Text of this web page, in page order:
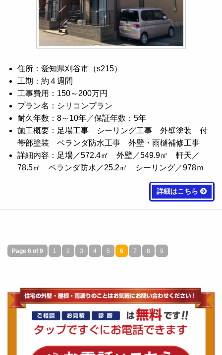
住所：愛知県刈谷市（s215）
工期：約４週間
工事費用：150～200万円
プラン名：シリコンプラン
耐久年数：8～10年／保証年数：5年
施工概要：足場工事 シーリング工事 外壁塗装 付
帯部塗装 ベランダ防水工事 外壁・雨樋補修工事
詳細内容：足場／572.4㎡ 外壁／549.9㎡ 軒天／
78.5㎡ ベランダ防水／25.2㎡ シーリング／978ｍ
詳細はこちら
Page 6 of 9 1 2 3 4 5 6 7 8 9